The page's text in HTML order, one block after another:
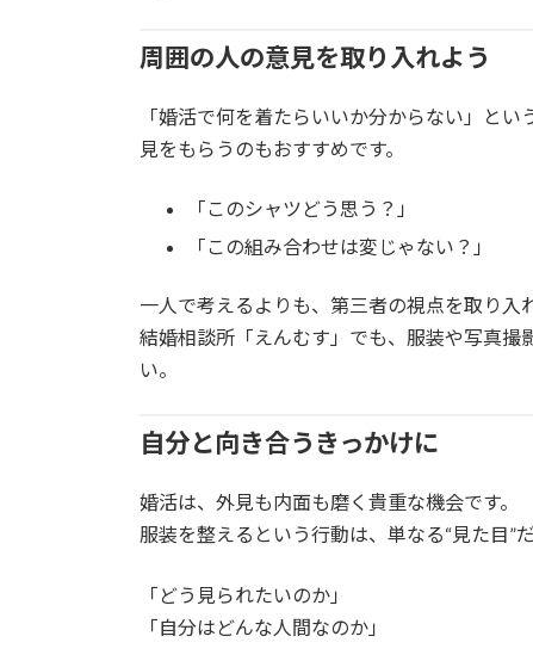
周囲の人の意見を取り入れよう
「婚活で何を着たらいいか分からない」と
見をもらうのもおすすめです。
「このシャツどう思う？」
「この組み合わせは変じゃない？」
一人で考えるよりも、第三者の視点を取り入
結婚相談所「えんむす」でも、服装や写真撮
い。
自分と向き合うきっかけに
婚活は、外見も内面も磨く貴重な機会です。
服装を整えるという行動は、単なる“見た目”
「どう見られたいのか」
「自分はどんな人間なのか」